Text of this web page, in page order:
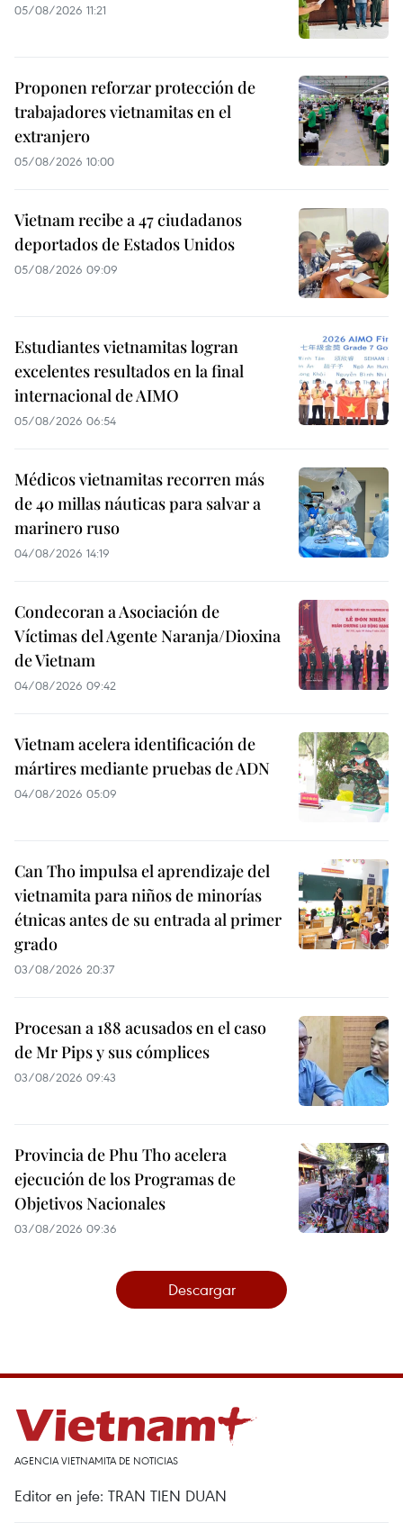
05/08/2026 11:21
Proponen reforzar protección de
trabajadores vietnamitas en el
extranjero
05/08/2026 10:00
Vietnam recibe a 47 ciudadanos
deportados de Estados Unidos
05/08/2026 09:09
Estudiantes vietnamitas logran
excelentes resultados en la final
internacional de AIMO
05/08/2026 06:54
Médicos vietnamitas recorren más
de 40 millas náuticas para salvar a
marinero ruso
04/08/2026 14:19
Condecoran a Asociación de
Víctimas del Agente Naranja/Dioxina
de Vietnam
04/08/2026 09:42
Vietnam acelera identificación de
mártires mediante pruebas de ADN
04/08/2026 05:09
Can Tho impulsa el aprendizaje del
vietnamita para niños de minorías
étnicas antes de su entrada al primer
grado
03/08/2026 20:37
Procesan a 188 acusados en el caso
de Mr Pips y sus cómplices
03/08/2026 09:43
Provincia de Phu Tho acelera
ejecución de los Programas de
Objetivos Nacionales
03/08/2026 09:36
Descargar
AGENCIA VIETNAMITA DE NOTICIAS
Editor en jefe: TRAN TIEN DUAN